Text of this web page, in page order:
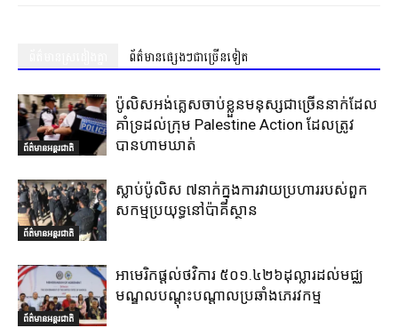
ព័ត៌មានផ្សេងៗជាច្រើនទៀត
ព័ត៌មានអន្តរជាតិ
ប៉ូលិសអង់គ្លេសចាប់ខ្លួនមនុស្សជាច្រើននាក់ដែល
គាំទ្រដល់ក្រុម Palestine Action ដែលត្រូវ
បានហាមឃាត់
ព័ត៌មានអន្តរជាតិ
ស្លាប់ប៉ូលិស ៧នាក់ក្នុងការវាយប្រហាររបស់ពួក
សកម្មប្រយុទ្ធនៅប៉ាគីស្ថាន
ព័ត៌មានអន្តរជាតិ
អាមេរិកផ្តល់ថវិការ ៥០១.៤២៦ដុល្លារដល់មជ្ឈ
មណ្ឌលបណ្តុះបណ្តាលប្រឆាំងភេរវកម្ម